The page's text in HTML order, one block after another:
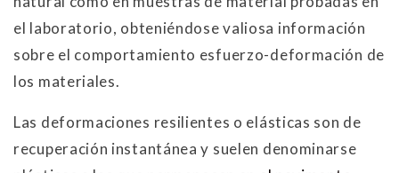
el laboratorio, obteniéndose valiosa información
sobre el comportamiento esfuerzo-deformación de
los materiales.
Las deformaciones resilientes o elásticas son de
recuperación instantánea y suelen denominarse